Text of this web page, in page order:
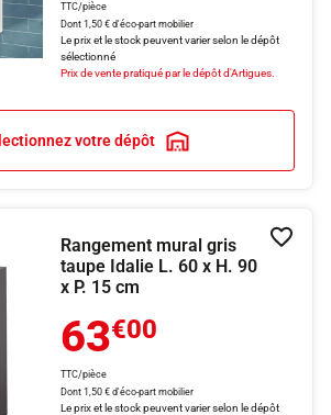
TTC/pièce
Dont 1,50 € d'éco-part mobilier
Le prix et le stock peuvent varier selon le dépôt
sélectionné
Prix de vente pratiqué par le dépôt d'Artigues.
votre dépôt
Rangement mural gris
taupe Idalie L. 60 x H. 90
x P. 15 cm
63€00
TTC/pièce
Dont 1,50 € d'éco-part mobilier
Le prix et le stock peuvent varier selon le dépôt